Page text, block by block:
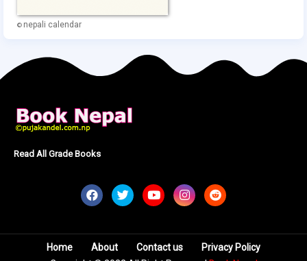
© nepali calendar
Read All Grade Books
Home About Contact us
Privacy Policy